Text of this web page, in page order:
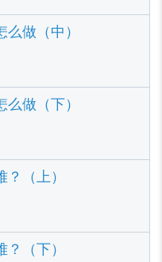
做（中）
做（下）
（上）
（下）